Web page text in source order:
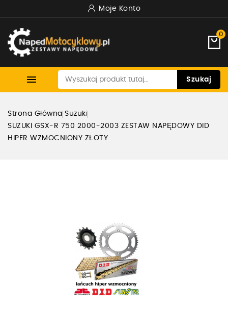
Moje Konto
0
 Szukaj
Strona Główna Suzuki
SUZUKI GSX-R 750 2000-2003 ZESTAW NAPĘDOWY DID
HIPER WZMOCNIONY ZŁOTY